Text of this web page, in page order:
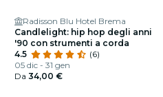
Radisson Blu Hotel Brema
Candlelight: hip hop degli anni
'90 con strumenti a corda
4.5
(6)
05 dic - 31 gen
Da 34,00 €